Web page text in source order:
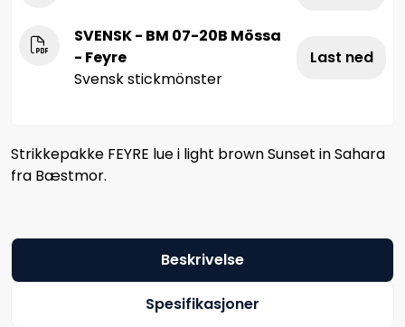
SVENSK - BM 07-20B Mössa
- Feyre
Svensk stickmönster
Last ned
Strikkepakke FEYRE lue i light brown Sunset in Sahara
fra Bæstmor.
Beskrivelse
Spesifikasjoner